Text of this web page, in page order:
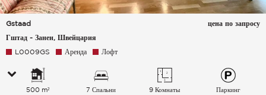
Gstaad
Гштад - Занен, Швейцария
цена по запросу
L0009GS Аренда Лофт
500 m² 7 Спальни 9 Комнаты Паркинг